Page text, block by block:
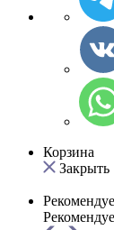
Корзина
Закрыть